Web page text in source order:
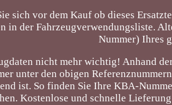
sich vor dem Kauf ob dieses
in der Fahrzeugverwendungsliste.
Nummer) Ihres
nicht mehr wichtig! Anhand
unter den obigen
ist. So finden Sie Ihre KBA-
Kostenlose und schnelle